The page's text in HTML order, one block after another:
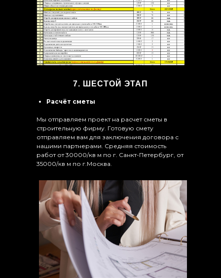
7. ШЕСТОЙ ЭТАП
Расчёт сметы
Мы отправляем проект на расчет сметы в
строительную фирму. Готовую смету
отправляем вам для заключения договора с
нашими партнерами. Средняя стоимость
работ от 30000/кв м по г. Санкт-Петербург, от
35000/кв м по г.Москва.